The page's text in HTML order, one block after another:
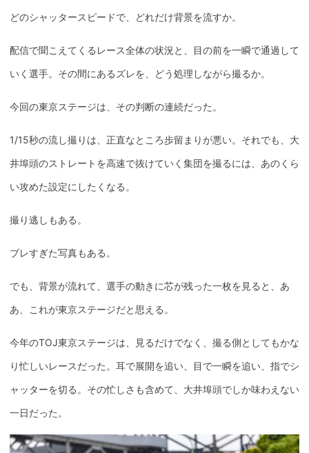
どのシャッタースピードで、どれだけ背景を流すか。
配信で聞こえてくるレース全体の状況と、目の前を一瞬で通過して
いく選手。その間にあるズレを、どう処理しながら撮るか。
今回の東京ステージは、その判断の連続だった。
1/15秒の流し撮りは、正直なところ歩留まりが悪い。それでも、大
井埠頭のストレートを高速で抜けていく集団を撮るには、あのくら
い攻めた設定にしたくなる。
撮り逃しもある。
ブレすぎた写真もある。
でも、背景が流れて、選手の動きに芯が残った一枚を見ると、あ
あ、これが東京ステージだと思える。
今年のTOJ東京ステージは、見るだけでなく、撮る側としてもかな
り忙しいレースだった。耳で展開を追い、目で一瞬を追い、指でシ
ャッターを切る。その忙しさも含めて、大井埠頭でしか味わえない
一日だった。